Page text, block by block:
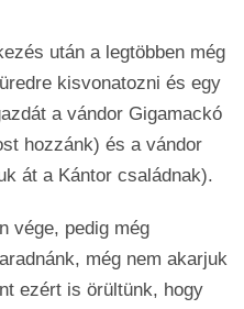
után a legtöbben még
kisvonatozni és egy
a vándor Gigamackó
hozzánk) és a vándor
át a Kántor családnak).
vége, pedig még
még nem akarjuk
ezért is örültünk, hogy